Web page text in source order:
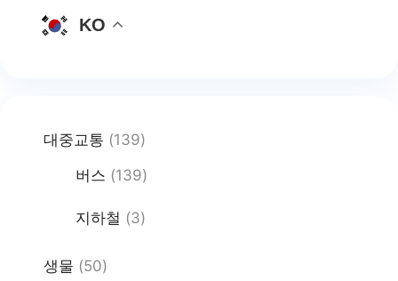
KO
대중교통 (139)
버스 (139)
지하철 (3)
생물 (50)